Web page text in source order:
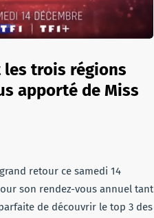
les trois régions
apporté de Miss
retour ce samedi 14
son rendez-vous annuel tant
de découvrir le top 3 des